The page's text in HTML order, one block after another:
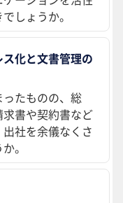
しょうか。
化と文書管理の
たものの、総
書や契約書など
社を余儀なくさ
。